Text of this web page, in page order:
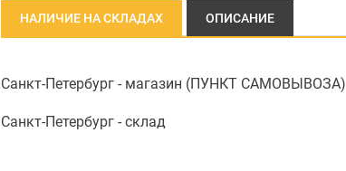
НАЛИЧИЕ НА СКЛАДАХ ОПИСАНИЕ
Санкт-Петербург - магазин (ПУНКТ САМОВЫВОЗА)
Санкт-Петербург - склад